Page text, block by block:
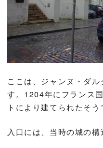
ここは、ジャンヌ・ダ
す。1204年にフランス
トにより建てられたそう
入口には、当時の城の構